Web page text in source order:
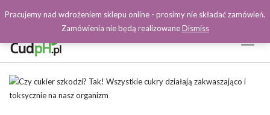
Facebook
Pracujemy nad wdrożeniem sklepu online - prosimy nie składać zamówień.
Zamówienia nie będą realizowaneDismiss